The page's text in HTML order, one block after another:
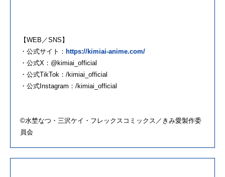
【WEB／SNS】
・公式サイト： https://kimiai-anime.com/
・公式X：@kimiai_official
・公式TikTok：/kimiai_official
・公式Instagram：/kimiai_official
©水埜なつ・三沢ケイ・フレックスコミックス／きみ愛製作委
員会